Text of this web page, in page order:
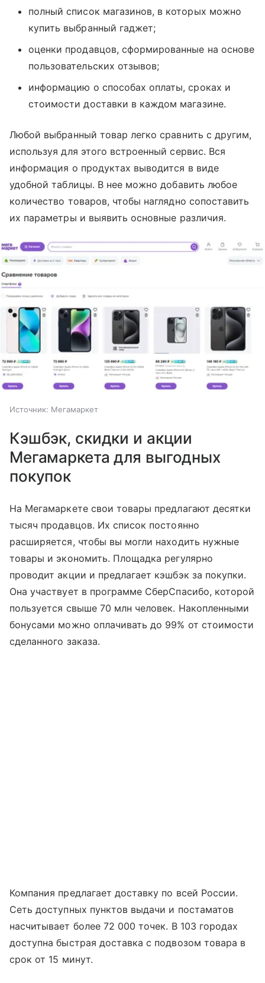
полный список магазинов, в которых можно
купить выбранный гаджет;
оценки продавцов, сформированные на основе
пользовательских отзывов;
информацию о способах оплаты, сроках и
стоимости доставки в каждом магазине.
Любой выбранный товар легко сравнить с другим,
используя для этого встроенный сервис. Вся
информация о продуктах выводится в виде
удобной таблицы. В нее можно добавить любое
количество товаров, чтобы наглядно сопоставить
их параметры и выявить основные различия.
Источник: Мегамаркет
Кэшбэк, скидки и акции
Мегамаркета для выгодных
покупок
На Мегамаркете свои товары предлагают десятки
тысяч продавцов. Их список постоянно
расширяется, чтобы вы могли находить нужные
товары и экономить. Площадка регулярно
проводит акции и предлагает кэшбэк за покупки.
Она участвует в программе СберСпасибо, которой
пользуется свыше 70 млн человек. Накопленными
бонусами можно оплачивать до 99% от стоимости
сделанного заказа.
Компания предлагает доставку по всей России.
Сеть доступных пунктов выдачи и постаматов
насчитывает более 72 000 точек. В 103 городах
доступна быстрая доставка с подвозом товара в
срок от 15 минут.